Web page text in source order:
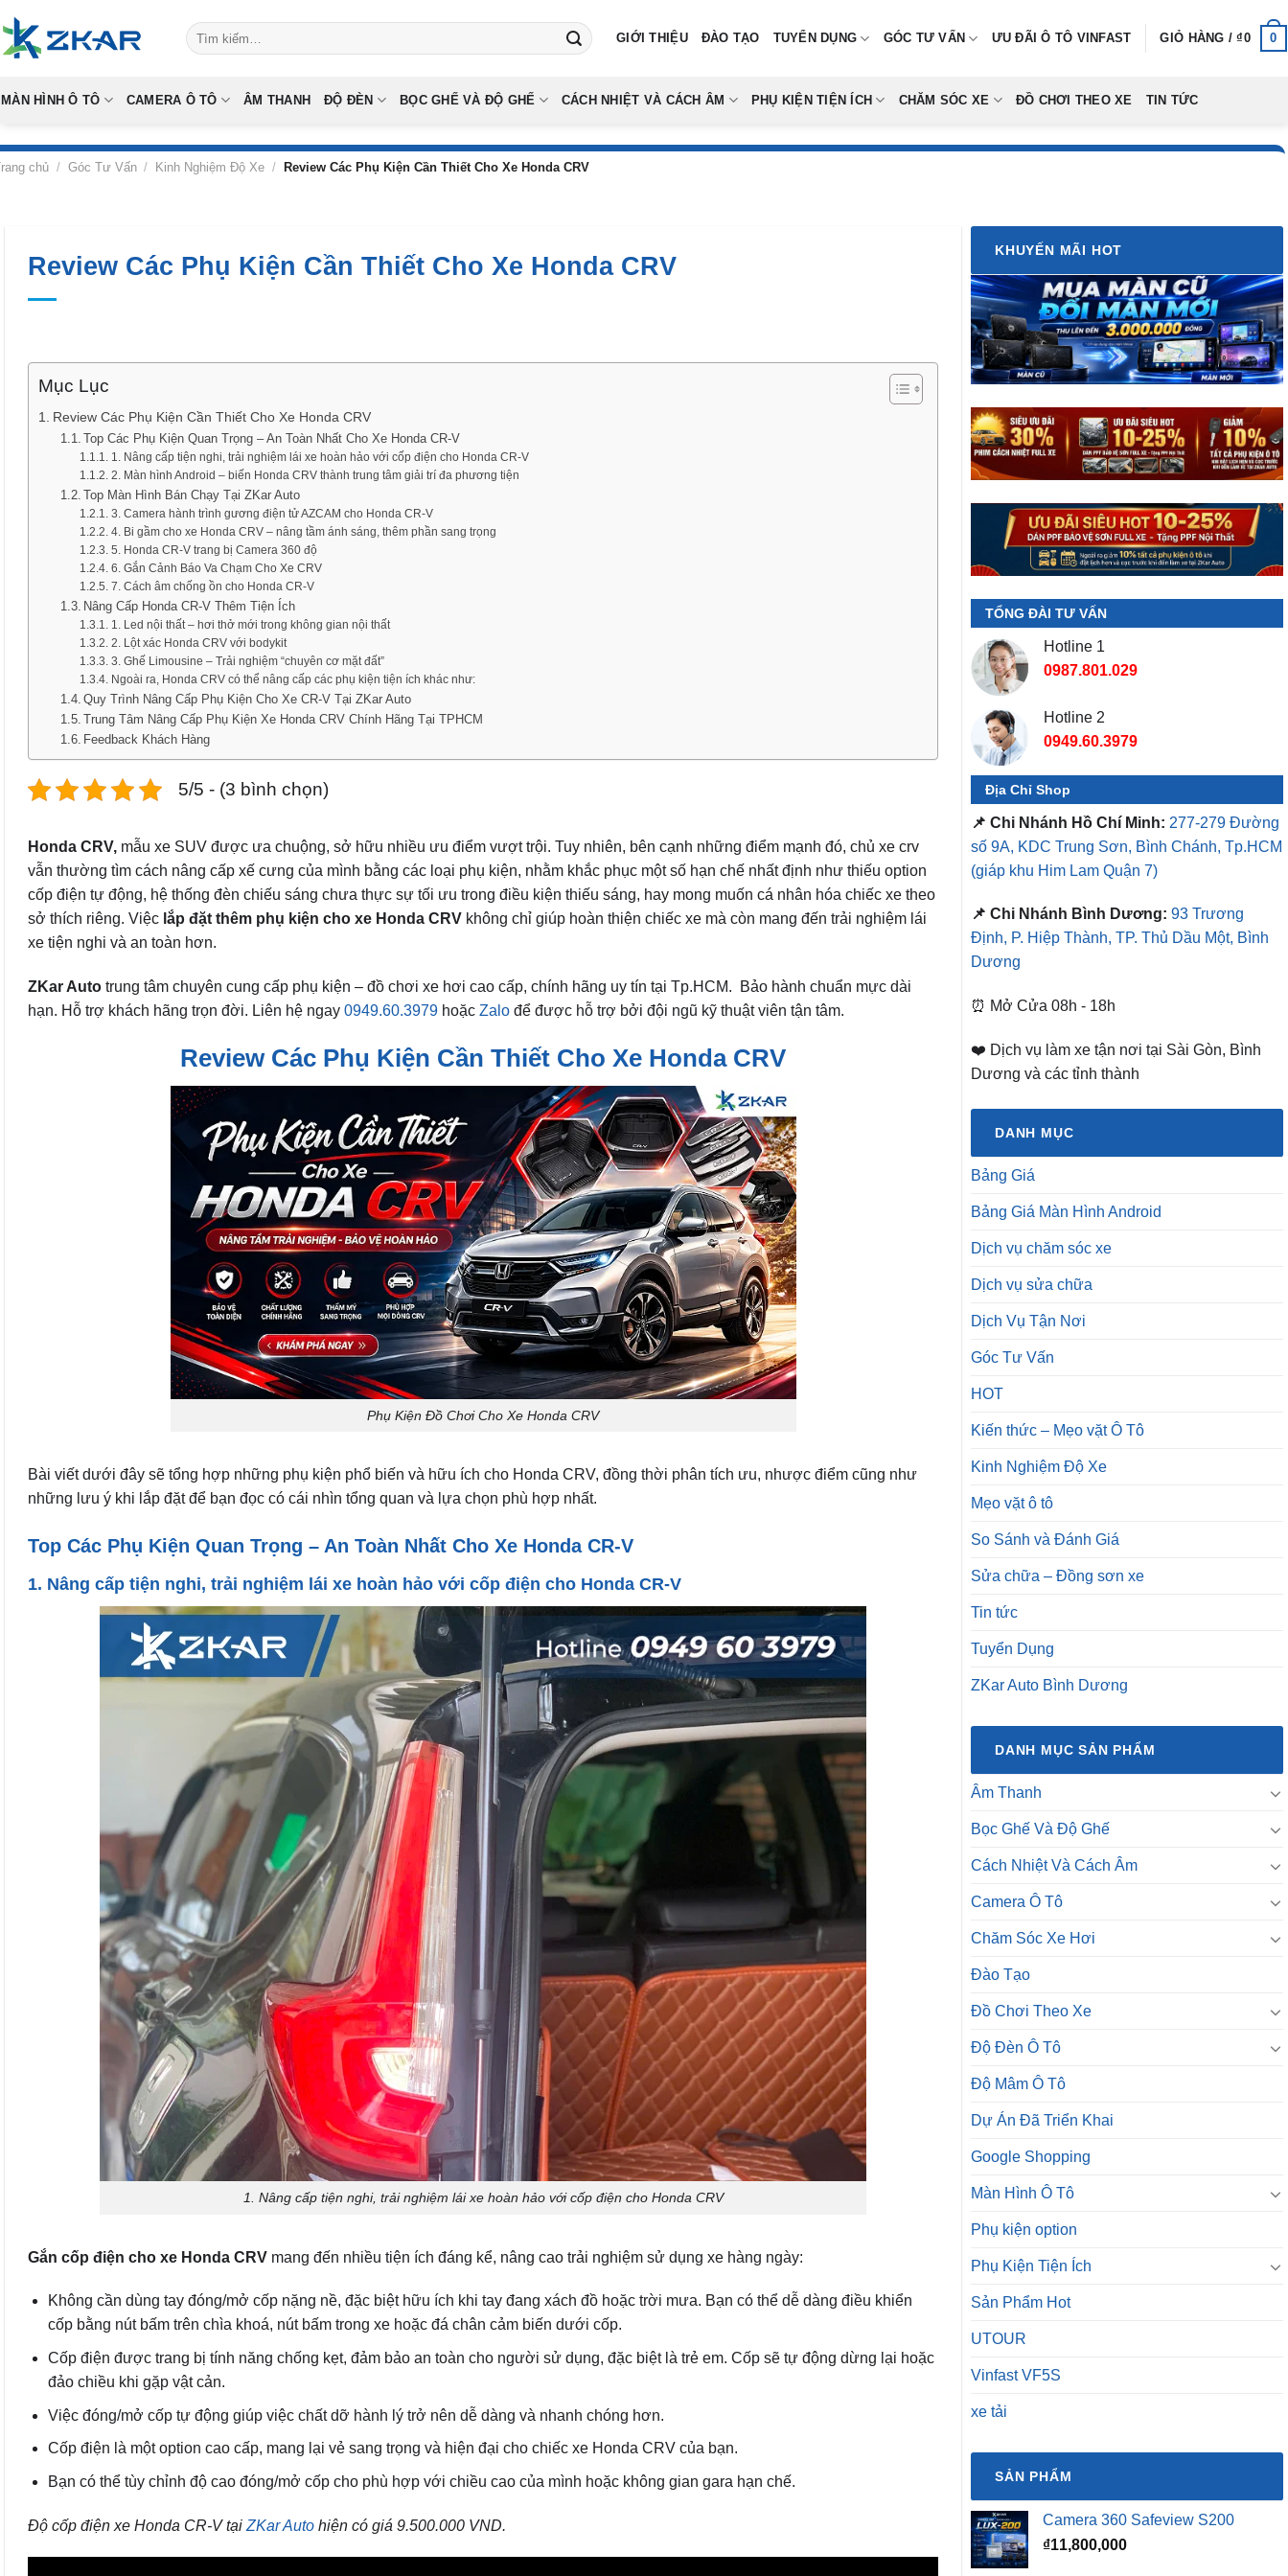
to
content
Tìm
kiếm:
GIỚI THIỆU ĐÀO TẠO TUYỂN DỤNG GÓC TƯ VẤN ƯU ĐÃI Ô TÔ VINFAST GIỎ HÀNG /₫0 0
MÀN HÌNH Ô TÔ CAMERA Ô TÔ ÂM THANH ĐỘ ĐÈN BỌC GHẾ VÀ ĐỘ GHẾ CÁCH NHIỆT VÀ CÁCH ÂM PHỤ KIỆN TIỆN ÍCH CHĂM SÓC XE ĐỒ CHƠI THEO XE TIN TỨC
chủ / Góc Tư Vấn / Kinh Nghiệm Độ Xe / Review Các Phụ Kiện Cần Thiết Cho Xe Honda CRV
Review Các Phụ Kiện Cần Thiết Cho Xe Honda CRV
Mục Lục
Review Các Phụ Kiện Cần Thiết Cho Xe Honda CRV
Top Các Phụ Kiện Quan Trọng – An Toàn Nhất Cho Xe Honda CR-V
1. Nâng cấp tiện nghi, trải nghiệm lái xe hoàn hảo với cốp điện cho Honda CR-V
2. Màn hình Android – biến Honda CRV thành trung tâm giải trí đa phương tiện
Top Màn Hình Bán Chạy Tại ZKar Auto
3. Camera hành trình gương điện tử AZCAM cho Honda CR-V
4. Bi gầm cho xe Honda CRV – nâng tầm ánh sáng, thêm phần sang trọng
5. Honda CR-V trang bị Camera 360 độ
6. Gắn Cảnh Báo Va Chạm Cho Xe CRV
7. Cách âm chống ồn cho Honda CR-V
Nâng Cấp Honda CR-V Thêm Tiện Ích
1. Led nội thất – hơi thở mới trong không gian nội thất
2. Lột xác Honda CRV với bodykit
3. Ghế Limousine – Trải nghiệm “chuyên cơ mặt đất”
Ngoài ra, Honda CRV có thể nâng cấp các phụ kiện tiện ích khác như:
Quy Trình Nâng Cấp Phụ Kiện Cho Xe CR-V Tại ZKar Auto
Trung Tâm Nâng Cấp Phụ Kiện Xe Honda CRV Chính Hãng Tại TPHCM
Feedback Khách Hàng
5/5 - (3 bình chọn)
Honda CRV, mẫu xe SUV được ưa chuộng, sở hữu nhiều ưu điểm vượt trội. Tuy nhiên, bên cạnh những điểm mạnh đó, chủ xe crv
vẫn thường tìm cách nâng cấp xế cưng của mình bằng các loại phụ kiện, nhằm khắc phục một số hạn chế nhất định như thiếu option
cốp điện tự động, hệ thống đèn chiếu sáng chưa thực sự tối ưu trong điều kiện thiếu sáng, hay mong muốn cá nhân hóa chiếc xe theo
sở thích riêng. Việc lắp đặt thêm phụ kiện cho xe Honda CRV không chỉ giúp hoàn thiện chiếc xe mà còn mang đến trải nghiệm lái
xe tiện nghi và an toàn hơn.
ZKar Auto trung tâm chuyên cung cấp phụ kiện – đồ chơi xe hơi cao cấp, chính hãng uy tín tại Tp.HCM. Bảo hành chuẩn mực dài
hạn. Hỗ trợ khách hãng trọn đời. Liên hệ ngay 0949.60.3979 hoặc Zalo để được hỗ trợ bởi đội ngũ kỹ thuật viên tận tâm.
Review Các Phụ Kiện Cần Thiết Cho Xe Honda CRV
Phụ Kiện Đồ Chơi Cho Xe Honda CRV
Bài viết dưới đây sẽ tổng hợp những phụ kiện phổ biến và hữu ích cho Honda CRV, đồng thời phân tích ưu, nhược điểm cũng như
những lưu ý khi lắp đặt để bạn đọc có cái nhìn tổng quan và lựa chọn phù hợp nhất.
Top Các Phụ Kiện Quan Trọng – An Toàn Nhất Cho Xe Honda CR-V
1. Nâng cấp tiện nghi, trải nghiệm lái xe hoàn hảo với cốp điện cho Honda CR-V
1. Nâng cấp tiện nghi, trải nghiệm lái xe hoàn hảo với cốp điện cho Honda CRV
Gắn cốp điện cho xe Honda CRV mang đến nhiều tiện ích đáng kể, nâng cao trải nghiệm sử dụng xe hàng ngày:
Không cần dùng tay đóng/mở cốp nặng nề, đặc biệt hữu ích khi tay đang xách đồ hoặc trời mưa. Bạn có thể dễ dàng điều khiển
cốp bằng nút bấm trên chìa khoá, nút bấm trong xe hoặc đá chân cảm biến dưới cốp.
Cốp điện được trang bị tính năng chống kẹt, đảm bảo an toàn cho người sử dụng, đặc biệt là trẻ em. Cốp sẽ tự động dừng lại hoặc
đảo chiều khi gặp vật cản.
Việc đóng/mở cốp tự động giúp việc chất dỡ hành lý trở nên dễ dàng và nhanh chóng hơn.
Cốp điện là một option cao cấp, mang lại vẻ sang trọng và hiện đại cho chiếc xe Honda CRV của bạn.
Bạn có thể tùy chỉnh độ cao đóng/mở cốp cho phù hợp với chiều cao của mình hoặc không gian gara hạn chế.
Độ cốp điện xe Honda CR-V tại ZKar Auto hiện có giá 9.500.000 VND.
KHUYẾN MÃI HOT
TỔNG ĐÀI TƯ VẤN
Hotline 1
0987.801.029
Hotline 2
0949.60.3979
Địa Chỉ Shop
📌 Chi Nhánh Hồ Chí Minh: 277-279 Đường
số 9A, KDC Trung Sơn, Bình Chánh, Tp.HCM
(giáp khu Him Lam Quận 7)
📌 Chi Nhánh Bình Dương: 93 Trương
Định, P. Hiệp Thành, TP. Thủ Dầu Một, Bình
Dương
⏰ Mở Cửa 08h - 18h
❤️ Dịch vụ làm xe tận nơi tại Sài Gòn, Bình
Dương và các tỉnh thành
DANH MỤC
Bảng Giá
Bảng Giá Màn Hình Android
Dịch vụ chăm sóc xe
Dịch vụ sửa chữa
Dịch Vụ Tận Nơi
Góc Tư Vấn
HOT
Kiến thức – Mẹo vặt Ô Tô
Kinh Nghiệm Độ Xe
Mẹo vặt ô tô
So Sánh và Đánh Giá
Sửa chữa – Đồng sơn xe
Tin tức
Tuyển Dụng
ZKar Auto Bình Dương
DANH MỤC SẢN PHẨM
Âm Thanh
Bọc Ghế Và Độ Ghế
Cách Nhiệt Và Cách Âm
Camera Ô Tô
Chăm Sóc Xe Hơi
Đào Tạo
Đồ Chơi Theo Xe
Độ Đèn Ô Tô
Độ Mâm Ô Tô
Dự Án Đã Triển Khai
Google Shopping
Màn Hình Ô Tô
Phụ kiện option
Phụ Kiện Tiện Ích
Sản Phẩm Hot
UTOUR
Vinfast VF5S
xe tải
SẢN PHẨM
Camera 360 Safeview S200
₫11,800,000